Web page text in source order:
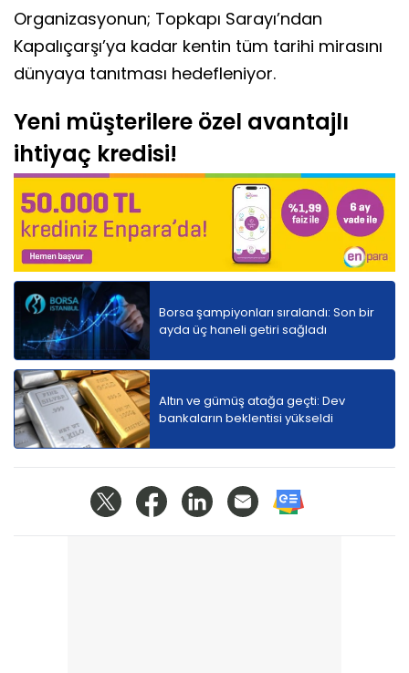
Organizasyonun; Topkapı Sarayı’ndan
Kapalıçarşı’ya kadar kentin tüm tarihi mirasını
dünyaya tanıtması hedefleniyor.
Yeni müşterilere özel avantajlı
ihtiyaç kredisi!
Borsa şampiyonları sıralandı: Son bir
ayda üç haneli getiri sağladı
Altın ve gümüş atağa geçti: Dev
bankaların beklentisi yükseldi